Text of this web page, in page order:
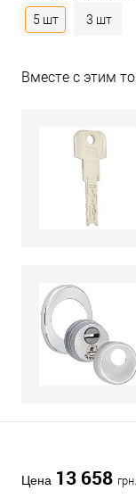
5 шт 3 шт
Вместе с этим
Цена 13 658 грн.